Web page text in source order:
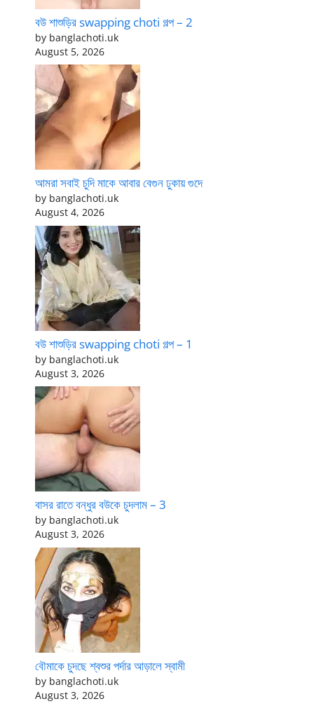
বউ শাশুড়ির swapping choti গল্প – 2
by banglachoti.uk
August 5, 2026
আমরা সবাই চুদি মাকে আবার বেগুন ঢুকায় গুদে
by banglachoti.uk
August 4, 2026
বউ শাশুড়ির swapping choti গল্প – 1
by banglachoti.uk
August 3, 2026
বাসর রাতে বন্ধুর বউকে চুদলাম – 3
by banglachoti.uk
August 3, 2026
বৌমাকে চুদছে শ্বশুর পর্দার আড়ালে স্বামী
by banglachoti.uk
August 3, 2026